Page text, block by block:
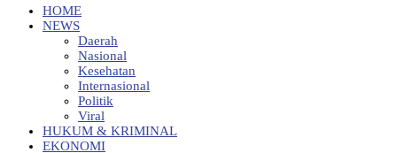
HOME
NEWS
Daerah
Nasional
Kesehatan
Internasional
Politik
Viral
HUKUM & KRIMINAL
EKONOMI